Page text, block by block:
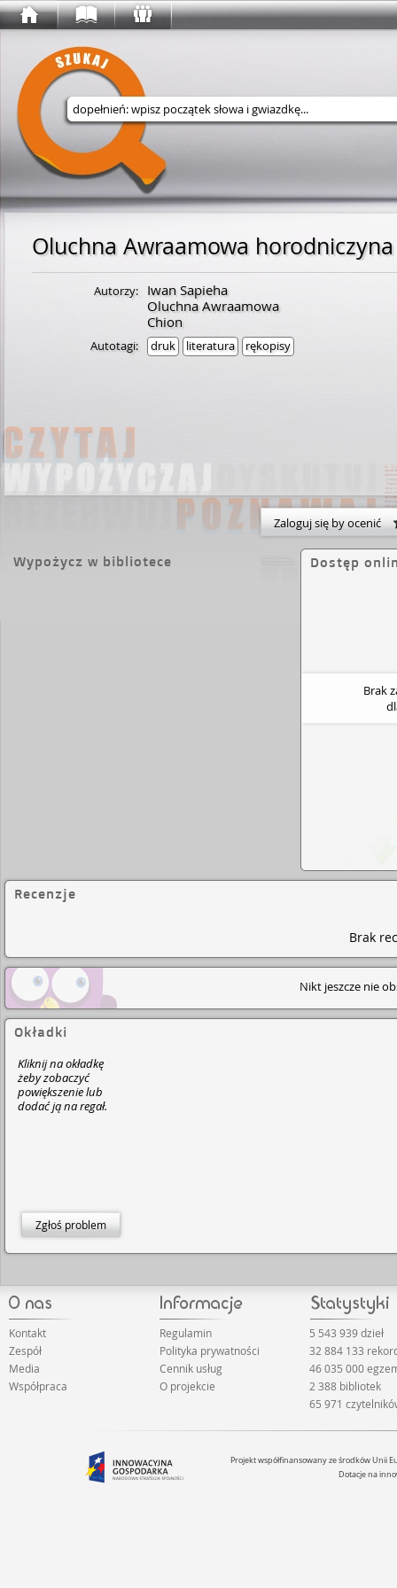
Wyszukaj w serwisie
Autorzy:
Iwan Sapieha
Oluchna Awraamowa
Chion
Autotagi: druk literatura rękopisy
Zaloguj się by ocenić
Wypożycz w bibliotece Dostęp
Brak
Recenzje
Brak
Nikt jeszcze nie
Okładki
Kliknij na okładkę
żeby zobaczyć
powiększenie lub
dodać ją na regał.
Zgłoś problem
Kontakt
Zespół
Media
Współpraca
Regulamin
Polityka prywatności
Cennik usług
O projekcie
5 543 939 dzieł
32 884 133
46 035 000
2 388 bibliotek
65 971
Projekt współfinansowany ze środków Unii
Dotacje na